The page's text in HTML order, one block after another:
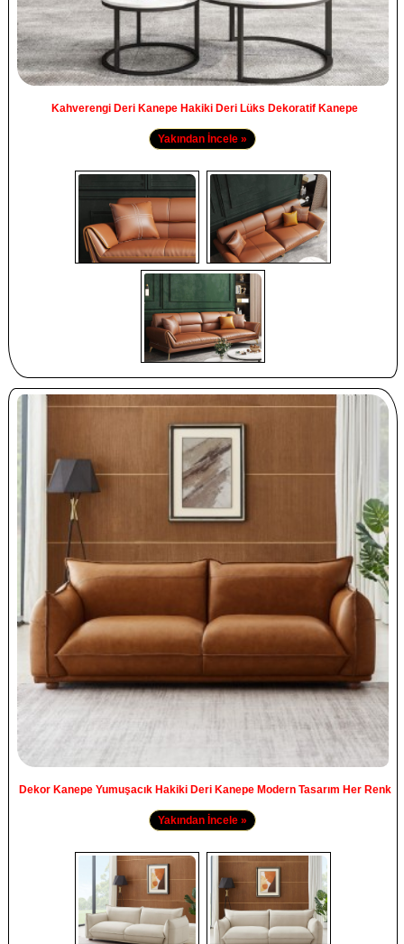
Kahverengi Deri Kanepe Hakiki Deri Lüks Dekoratif Kanepe
Yakından İncele »
Dekor Kanepe Yumuşacık Hakiki Deri Kanepe Modern Tasarım Her Renk
Yakından İncele »